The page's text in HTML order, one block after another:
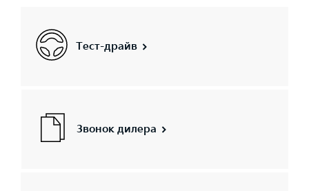
Тест-драйв
Звонок дилера